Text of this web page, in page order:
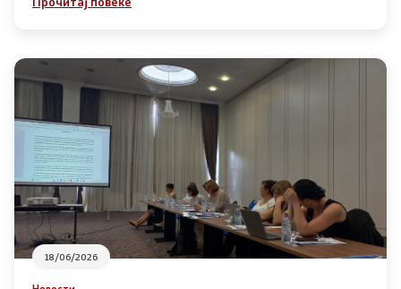
Контакт
Линкови
Изјава за пристапност
Со еден клик до сите услуги
18/06/2026